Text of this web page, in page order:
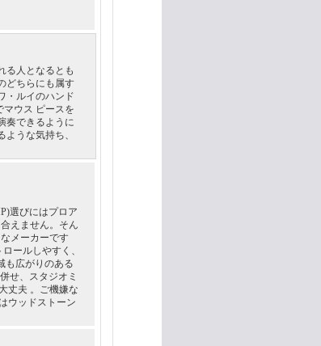
る人となるとも
どちらにも属す
・ルイのハンド
マウス ピースを
奏できるように
うな気持ち、
選びにはプロア
えません。そん
メーカーです
ールしやすく、
も広がりのある
せ、スタジオミ
丈夫 。ご機嫌な
ウッドストーン